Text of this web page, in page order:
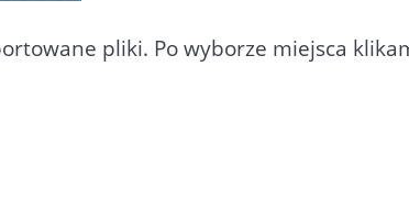
pliki. Po wyborze miejsca